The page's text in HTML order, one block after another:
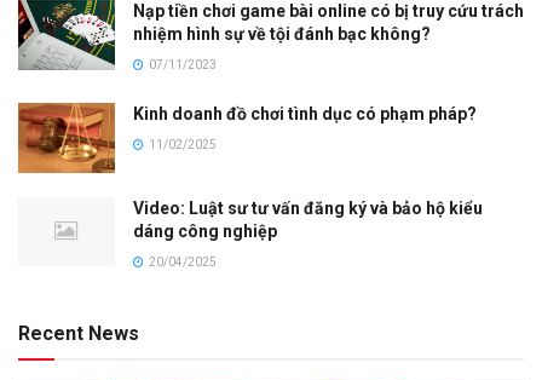
Nạp tiền chơi game bài online có bị truy cứu trách
nhiệm hình sự về tội đánh bạc không?
07/11/2023
Kinh doanh đồ chơi tình dục có phạm pháp?
11/02/2025
Video: Luật sư tư vấn đăng ký và bảo hộ kiểu
dáng công nghiệp
20/04/2025
Recent News